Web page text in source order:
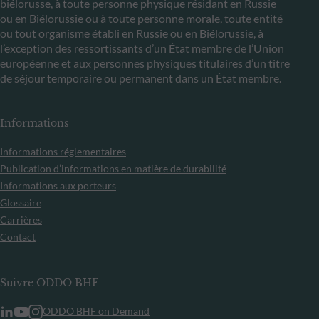
biélorusse, à toute personne physique résidant en Russie
ou en Biélorussie ou à toute personne morale, toute entité
ou tout organisme établi en Russie ou en Biélorussie, à
l’exception des ressortissants d’un État membre de l’Union
européenne et aux personnes physiques titulaires d’un titre
de séjour temporaire ou permanent dans un État membre.
Informations
Informations réglementaires
Publication d’informations en matière de durabilité
Informations aux porteurs
Glossaire
Carrières
Contact
Suivre ODDO BHF
ODDO BHF on Demand